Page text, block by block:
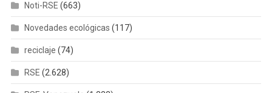
Noti-RSE (663)
Novedades ecológicas (117)
reciclaje (74)
RSE (2.628)